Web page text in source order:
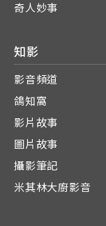
奇人妙事
知影
影音頻道
鴿知窩
影片故事
圖片故事
攝影筆記
米其林大廚影音